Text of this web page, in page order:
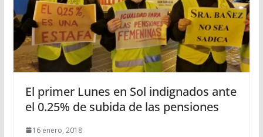
El primer Lunes en Sol indignados ante
el 0.25% de subida de las pensiones
16 enero, 2018